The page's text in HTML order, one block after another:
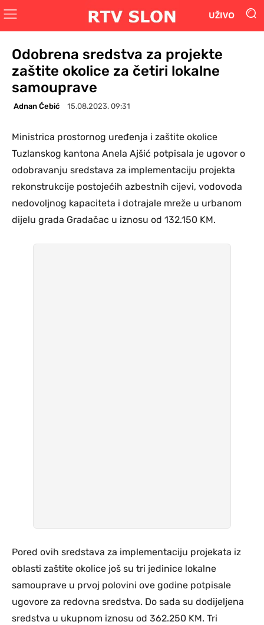
UŽIVO
Odobrena sredstva za projekte
zaštite okolice za četiri lokalne
samouprave
Adnan Ćebić 15.08.2023. 09:31
Ministrica prostornog uređenja i zaštite okolice
Tuzlanskog kantona Anela Ajšić potpisala je ugovor o
odobravanju sredstava za implementaciju projekta
rekonstrukcije postojećih azbestnih cijevi, vodovoda
nedovoljnog kapaciteta i dotrajale mreže u urbanom
dijelu grada Gradačac u iznosu od 132.150 KM.
Pored ovih sredstava za implementaciju projekata iz
oblasti zaštite okolice još su tri jedinice lokalne
samouprave u prvoj polovini ove godine potpisale
ugovore za redovna sredstva. Do sada su dodijeljena
sredstva u ukupnom iznosu od 362.250 KM. Tri